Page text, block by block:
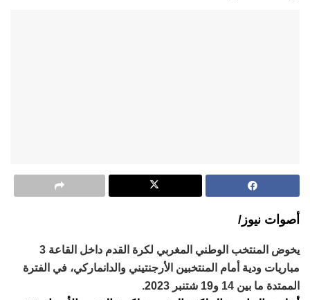
أصوات نيوز/
يخوض المنتخب الوطني المغربي لكرة القدم داخل القاعة 3
مباريات ودية أمام المنتخبين الأرجنتيني والدانماركي، في الفترة
الممتدة ما بين 14 و19 شتنبر 2023.